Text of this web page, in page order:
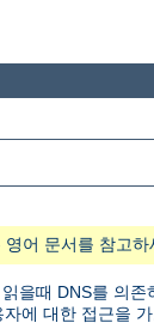
어 문서를 참고하
을때 DNS를 의
에 대한 접근을